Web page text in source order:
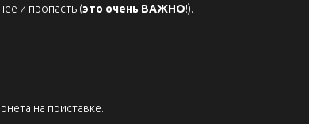
и пропасть (это очень ВАЖНО!).
на приставке.